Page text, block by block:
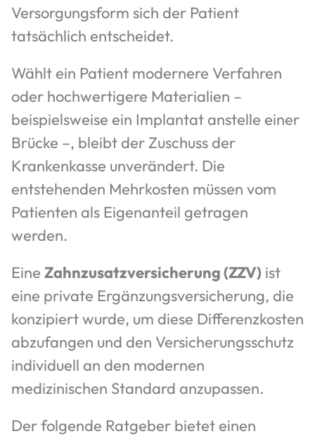
Versorgungsform sich der Patient
tatsächlich entscheidet.
Wählt ein Patient modernere Verfahren
oder hochwertigere Materialien –
beispielsweise ein Implantat anstelle einer
Brücke –, bleibt der Zuschuss der
Krankenkasse unverändert. Die
entstehenden Mehrkosten müssen vom
Patienten als Eigenanteil getragen
werden.
Eine Zahnzusatzversicherung (ZZV) ist
eine private Ergänzungsversicherung, die
konzipiert wurde, um diese Differenzkosten
abzufangen und den Versicherungsschutz
individuell an den modernen
medizinischen Standard anzupassen.
Der folgende Ratgeber bietet einen